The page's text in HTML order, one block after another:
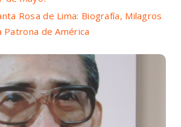
Rosa de Lima: Biografía, Milagros
de América